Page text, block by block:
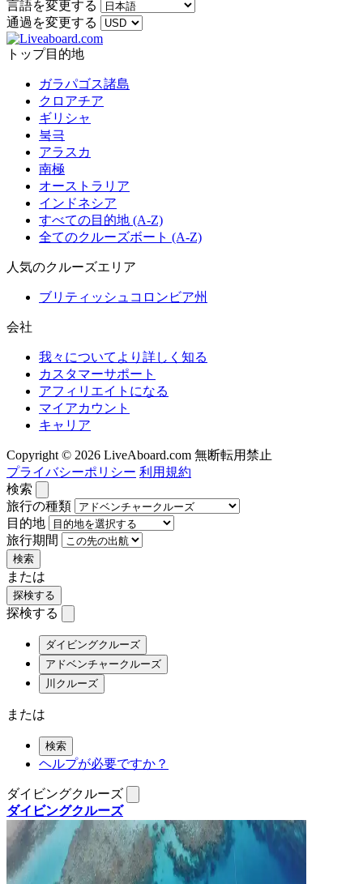
言語を変更する
通過を変更する
トップ目的地
ガラパゴス諸島
クロアチア
ギリシャ
북극
アラスカ
南極
オーストラリア
インドネシア
すべての目的地 (A-Z)
全てのクルーズボート (A-Z)
人気のクルーズエリア
ブリティッシュコロンビア州
会社
我々についてより詳しく知る
カスタマーサポート
アフィリエイトになる
マイアカウント
キャリア
Copyright © 2026 LiveAboard.com 無断転用禁止
プライバシーポリシー 利用規約
検索
旅行の種類
目的地
旅行期間
検索
または
探検する
探検する
ダイビングクルーズ
アドベンチャークルーズ
川クルーズ
または
検索
ヘルプが必要ですか？
ダイビングクルーズ
ダイビングクルーズ